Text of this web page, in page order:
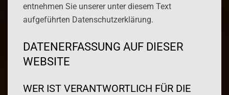
entnehmen Sie unserer unter diesem Text
aufgeführten Datenschutzerklärung.
DATENERFASSUNG AUF DIESER
WEBSITE
WER IST VERANTWORTLICH FÜR DIE